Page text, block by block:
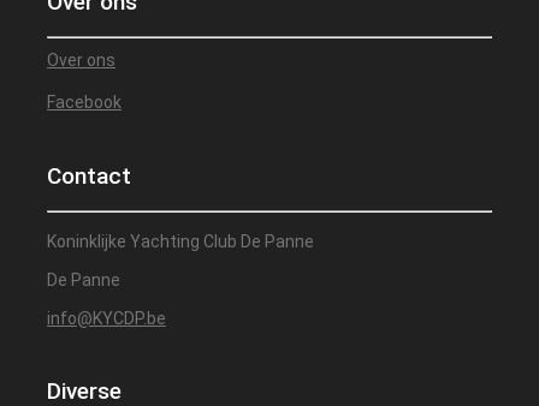
Over ons
Facebook
Contact
Koninklijke Yachting Club De Panne
De Panne
info@KYCDP.be
Diverse